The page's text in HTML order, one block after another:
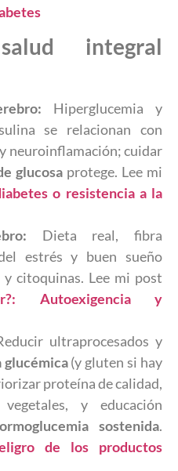
integral
Hiperglucemia y
se relacionan con
neuroinflamación; cuidar
glucosa protege. Lee mi
o resistencia a la
Dieta real, fibra
estrés y buen sueño
citoquinas. Lee mi post
Autoexigencia y
ultraprocesados y
glucémica(y gluten si hay
proteína de calidad,
vegetales, y educación
sostenida.
de los productos